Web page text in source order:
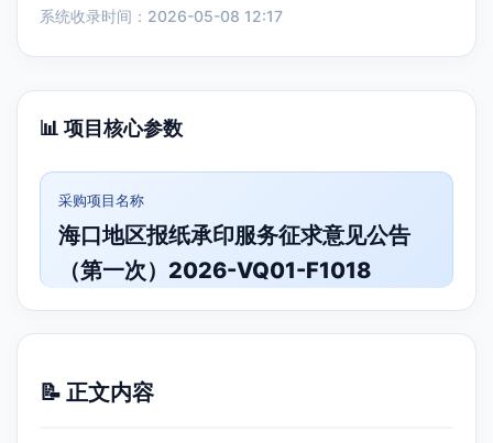
系统收录时间：2026-05-08 12:17
📊 项目核心参数
采购项目名称
海口地区报纸承印服务征求意见公告
（第一次）2026-VQ01-F1018
📝 正文内容